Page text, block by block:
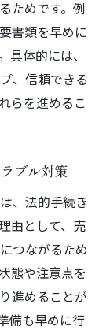
ためです。例
書類を早めに
具体的には、
、信頼できる
らを進めるこ
ブル対策
、法的手続き
由として、売
つながるため
態や注意点を
進めることが
備も早めに行